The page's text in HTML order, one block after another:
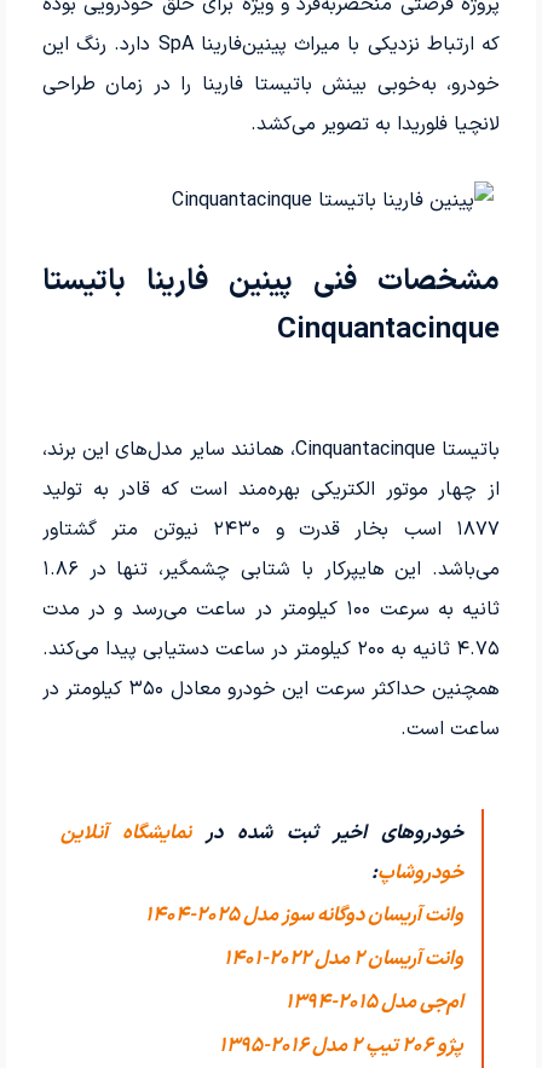
که ارتباط نزدیکی با میراث پینین‌فارینا SpA دارد. رنگ این
خودرو، به‌خوبی بینش باتیستا فارینا را در زمان طراحی
لانچیا فلوریدا به تصویر می‌کشد.
مشخصات فنی پینین‌ فارینا باتیستا
Cinquantacinque
باتیستا Cinquantacinque، همانند سایر مدل‌های این برند،
از چهار موتور الکتریکی بهره‌مند است که قادر به تولید
۱۸۷۷ اسب بخار قدرت و ۲۴۳۰ نیوتن متر گشتاور
می‌باشد. این هایپرکار با شتابی چشمگیر، تنها در ۱.۸۶
ثانیه به سرعت ۱۰۰ کیلومتر در ساعت می‌رسد و در مدت
۴.۷۵ ثانیه به ۲۰۰ کیلومتر در ساعت دستیابی پیدا می‌کند.
همچنین حداکثر سرعت این خودرو معادل ۳۵۰ کیلومتر در
ساعت است.
خودروهای اخیر ثبت شده درنمایشگاه آنلاین
خودروشاپ:
وانت آریسان دوگانه سوز مدل 2025-1404
وانت آریسان 2 مدل 2022-1401
ام‌جی مدل 2015-1394
پژو 206 تیپ ۲ مدل 2016-1395